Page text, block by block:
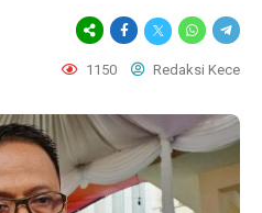
1150 Redaksi Kece